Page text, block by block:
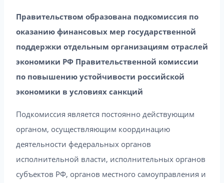
Правительством образована подкомиссия по
оказанию финансовых мер государственной
поддержки отдельным организациям отраслей
экономики РФ Правительственной комиссии
по повышению устойчивости российской
экономики в условиях санкций
Подкомиссия является постоянно действующим
органом, осуществляющим координацию
деятельности федеральных органов
исполнительной власти, исполнительных органов
субъектов РФ, органов местного самоуправления и